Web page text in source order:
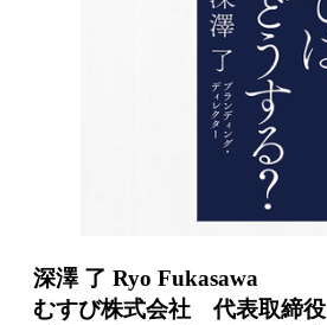
深澤 了 Ryo Fukasawa
むすび株式会社 代表取締役